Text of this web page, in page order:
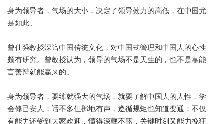
身为领导者，气场的大小，决定了领导效力的高低，在中国尤
是如此。
曾仕强教授深谙中国传统文化，对中国式管理和中国人的心性
颇有研究。曾教授认为，领导的气场不是天生的，也不是靠能
言善辩就能赢来的。
身为领导者，要练就强大的气场，就要了解中国人的人性，学
会修己安人；话不多但掷地有声，遵循规矩也知道变通；不仅
有能力还受到大家欢迎，懂得深藏不露，关键时刻又能力挽狂